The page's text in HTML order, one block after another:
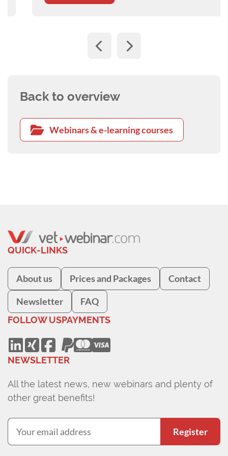
Back to overview
Webinars & e-learning courses
QUICK-LINKS
About us Prices and Packages Contact
Newsletter FAQ
FOLLOW USPAYMENTS
NEWSLETTER
All the latest news, new webinars and plenty of
other great benefits!
Register